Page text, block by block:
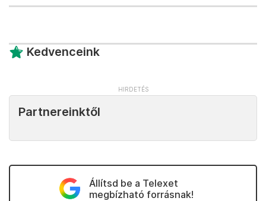
Kedvenceink
Partnereinktől
Állítsd be a Telexet
megbízható forrásnak!